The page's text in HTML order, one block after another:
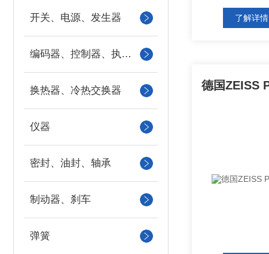
开关、电源、发生器
编码器、控制器、执行器
换热器、冷热交换器
仪器
密封、油封、轴承
制动器、刹车
弹簧
了解详情